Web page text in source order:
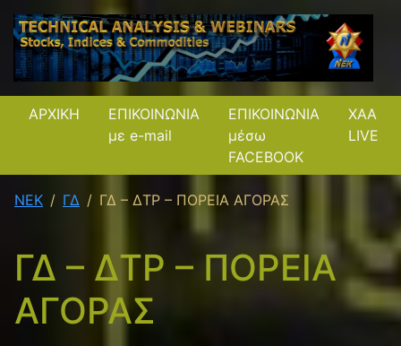
ΑΡΧΙΚΗ
ΕΠΙΚΟΙΝΩΝΙΑ
με e-mail
ΕΠΙΚΟΙΝΩΝΙΑ
μέσω
FACEBOOK
XAA
LIVE
NEK ΓΔ ΓΔ – ΔΤΡ – ΠΟΡΕΙΑ ΑΓΟΡΑΣ
ΓΔ – ΔΤΡ – ΠΟΡΕΙΑ
ΑΓΟΡΑΣ